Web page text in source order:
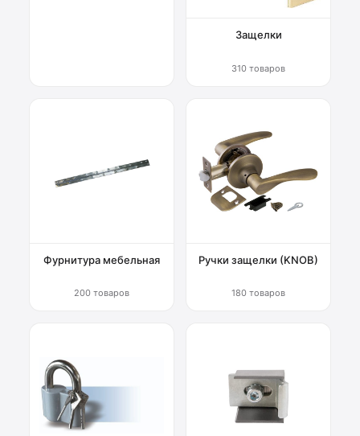
Защелки
310 товаров
Фурнитура мебельная
200 товаров
Ручки защелки (KNOB)
180 товаров